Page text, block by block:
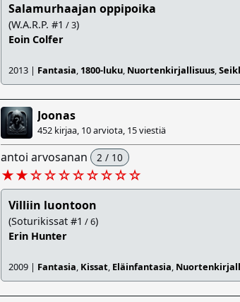
Salamurhaajan oppipoika
(W.A.R.P. #1 / 3)
Eoin Colfer
2013 | Fantasia, 1800-luku, Nuortenkirjallisuus,
Joonas
452 kirjaa, 10 arviota, 15 viestiä
antoi arvosanan 2 / 10
★★☆☆☆☆☆☆☆☆
Villiin luontoon
(Soturikissat #1 / 6)
Erin Hunter
2009 | Fantasia, Kissat, Eläinfantasia,